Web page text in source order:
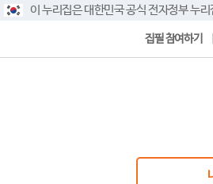
이 누리집은 대한민국 공식 전자정부 누
집필 참여하기